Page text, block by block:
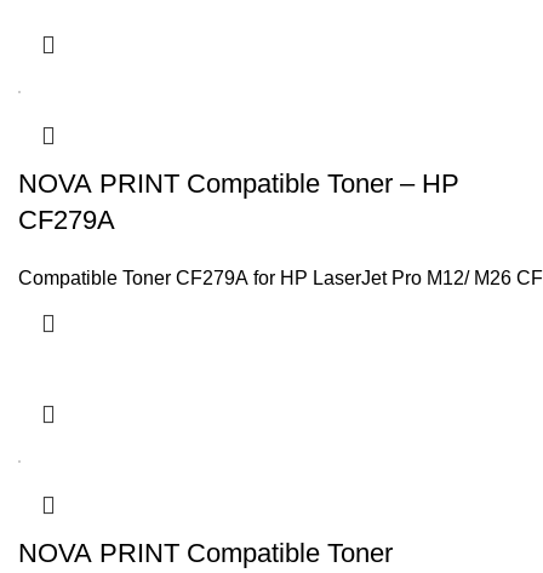
NOVA PRINT Compatible Toner – HP
CF279A
Compatible Toner CF279A for HP LaserJet Pro M12/ M26
NOVA PRINT Compatible Toner